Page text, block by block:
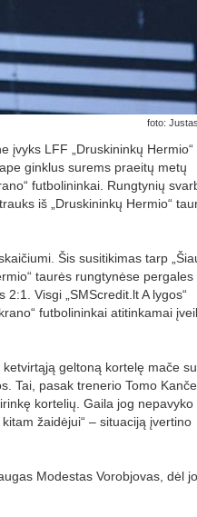
foto:
įvyks LFF „Druskininkų
ginklus surems praeitų metų
futbolininkai. Rungtynių
iš „Druskininkų Hermio“
Šis susitikimas tarp
taurės rungtynėse
Visgi „SMScredit.lt A lygos“
futbolininkai atitinkamai
ketvirtąją geltoną kortelę mače su
Tai, pasak trenerio Tomo
kortelių. Gaila jog nepavyko
žaidėjui“ – situaciją įvertino
Modestas Vorobjovas, dėl